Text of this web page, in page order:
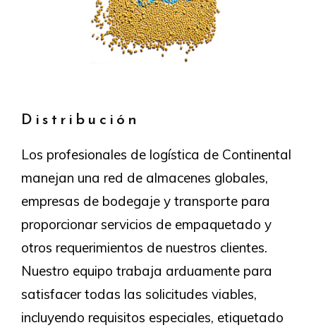
Distribución
Los profesionales de logística de Continental
manejan una red de almacenes globales,
empresas de bodegaje y transporte para
proporcionar servicios de empaquetado y
otros requerimientos de nuestros clientes.
Nuestro equipo trabaja arduamente para
satisfacer todas las solicitudes viables,
incluyendo requisitos especiales, etiquetado